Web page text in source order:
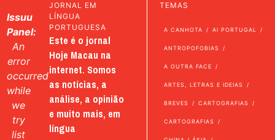
Issuu
Panel:
An
error
occurred
while
we
try
list
JORNAL EM
LÍNGUA
PORTUGUESA
Este é o jornal
Hoje Macau na
internet. Somos
as notícias, a
análise, a opinião
e muito mais, em
língua
TEMAS
A CANHOTA AI PORTUGAL
ANTROPOFOBIAS
A OUTRA FACE
ARTES, LETRAS E IDEIAS
BREVES CARTOGRAFIAS
CARTOGRAFIAS